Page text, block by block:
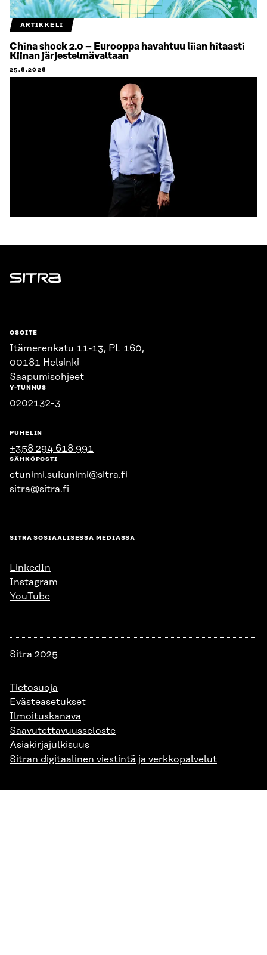
ARTIKKELI
China shock 2.0 – Eurooppa havahtuu liian hitaasti
Kiinan järjestelmävaltaan
25.6.2026
Sitra
OSOITE
Itämerenkatu 11-13, PL 160,
00181 Helsinki
Saapumisohjeet
Y-TUNNUS
0202132-3
PUHELIN
+358 294 618 991
SÄHKÖPOSTI
etunimi.sukunimi@sitra.fi
sitra@sitra.fi
SITRA SOSIAALISESSA MEDIASSA
LinkedIn
Instagram
YouTube
Sitra 2025
Tietosuoja
Evästeasetukset
Ilmoituskanava
Saavutettavuusseloste
Asiakirjajulkisuus
Sitran digitaalinen viestintä ja verkkopalvelut